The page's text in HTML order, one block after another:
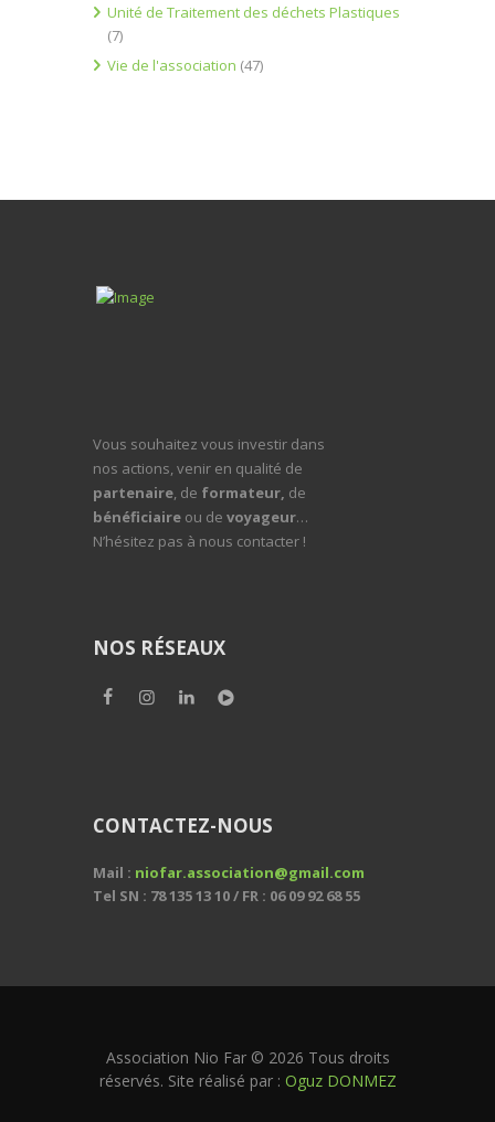
Unité de Traitement des déchets Plastiques
(7)
Vie de l'association (47)
Vous souhaitez vous investir dans
nos actions, venir en qualité de
partenaire, de formateur, de
bénéficiaire ou de voyageur…
N’hésitez pas à nous contacter !
NOS RÉSEAUX
CONTACTEZ-NOUS
Mail : niofar.association@gmail.com
Tel SN : 78 135 13 10 / FR : 06 09 92 68 55
Association Nio Far © 2026 Tous droits
réservés. Site réalisé par : Oguz DONMEZ